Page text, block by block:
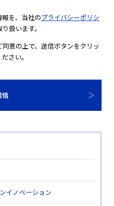
を、当社のプライバシーポリシ
扱います。
意の上で、送信ボタンをクリッ
さい。
イノベーション